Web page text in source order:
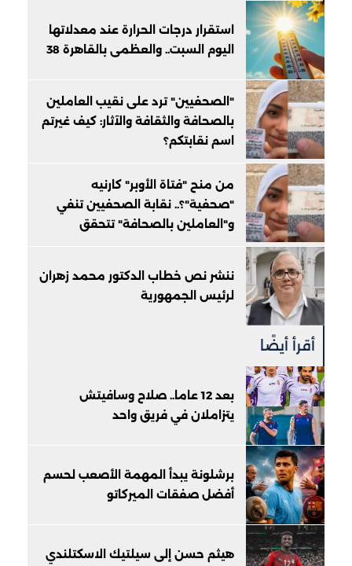
استقرار درجات الحرارة عند معدلاتها
اليوم السبت.. والعظمى بالقاهرة 38
"الصحفيين" ترد على نقيب العاملين
بالصحافة والثقافة والآثار: كيف غيرتم
اسم نقابتكم؟
من منح "فتاة الأوبر" كارنيه
"صحفية"؟.. نقابة الصحفيين تنفي
و"العاملين بالصحافة" تتحقق
ننشر نص خطاب الدكتور محمد زهران
لرئيس الجمهورية
أقرأ أيضًا
بعد 12 عاما.. صلاح وسافيتش
يتزاملان في فريق واحد
برشلونة يبدأ المهمة الأصعب لحسم
أفضل صفقات الميركاتو
هيثم حسن إلى سيلتيك الاسكتلندي